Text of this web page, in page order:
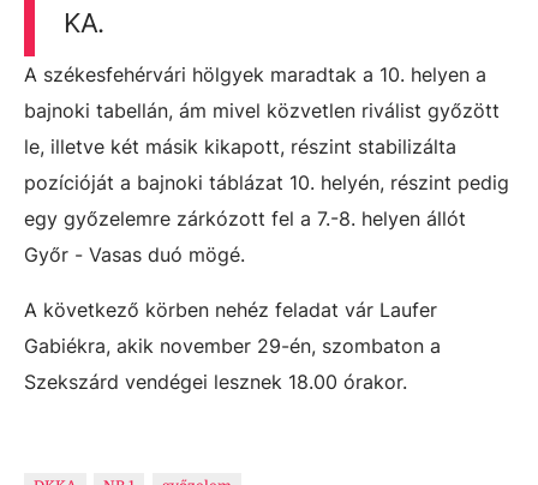
KA.
A székesfehérvári hölgyek maradtak a 10. helyen a
bajnoki tabellán, ám mivel közvetlen riválist győzött
le, illetve két másik kikapott, részint stabilizálta
pozícióját a bajnoki táblázat 10. helyén, részint pedig
egy győzelemre zárkózott fel a 7.-8. helyen állót
Győr - Vasas duó mögé.
A következő körben nehéz feladat vár Laufer
Gabiékra, akik november 29-én, szombaton a
Szekszárd vendégei lesznek 18.00 órakor.